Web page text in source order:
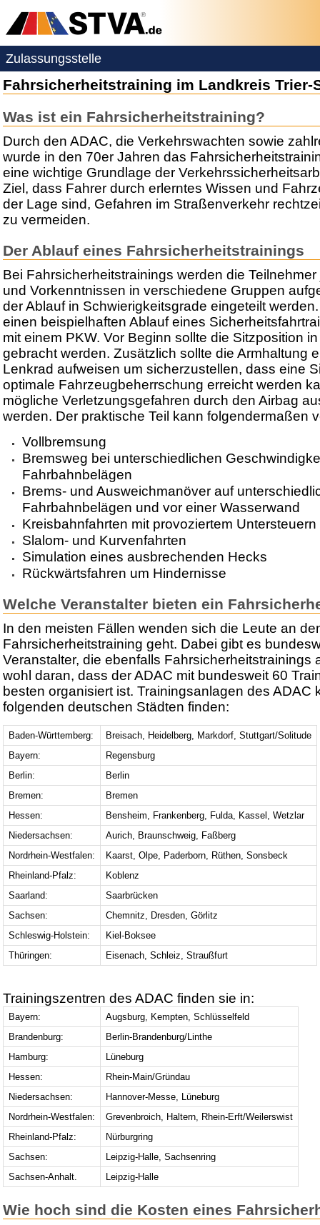
Zulassungsstelle
Fahrsicherheitstraining im Landkreis Trier-
Was ist ein Fahrsicherheitstraining?
Durch den ADAC, die Verkehrswachten sowie
wurde in den 70er Jahren das
eine wichtige Grundlage der
Ziel, dass Fahrer durch erlerntes Wissen und
der Lage sind, Gefahren im Straßenverkehr
zu vermeiden.
Der Ablauf eines Fahrsicherheitstrainings
Bei Fahrsicherheitstrainings werden die
und Vorkenntnissen in verschiedene Gruppen
der Ablauf in Schwierigkeitsgrade eingeteilt
einen beispielhaften Ablauf eines
mit einem PKW. Vor Beginn sollte die Sitzposition
gebracht werden. Zusätzlich sollte die Armhaltung
Lenkrad aufweisen um sicherzustellen, dass eine
optimale Fahrzeugbeherrschung erreicht werden
mögliche Verletzungsgefahren durch den Airbag
werden. Der praktische Teil kann folgendermaßen
Vollbremsung
Bremsweg bei unterschiedlichen
Fahrbahnbelägen
Brems- und Ausweichmanöver auf
Fahrbahnbelägen und vor einer Wasserwand
Kreisbahnfahrten mit provoziertem
Slalom- und Kurvenfahrten
Simulation eines ausbrechenden Hecks
Rückwärtsfahren um Hindernisse
Welche Veranstalter bieten ein
In den meisten Fällen wenden sich die Leute an
Fahrsicherheitstraining geht. Dabei gibt es
Veranstalter, die ebenfalls Fahrsicherheitstrainings
wohl daran, dass der ADAC mit bundesweit 60
besten organisiert ist. Trainingsanlagen des ADAC
folgenden deutschen Städten finden:
Baden-Württemberg:
Breisach, Heidelberg, Markdorf, Stuttgart/Solitude
Bayern:
Regensburg
Berlin:
Berlin
Bremen:
Bremen
Hessen:
Bensheim, Frankenberg, Fulda, Kassel, Wetzlar
Niedersachsen:
Aurich, Braunschweig, Faßberg
Nordrhein-Westfalen:
Kaarst, Olpe, Paderborn, Rüthen, Sonsbeck
Rheinland-Pfalz:
Koblenz
Saarland:
Saarbrücken
Sachsen:
Chemnitz, Dresden, Görlitz
Schleswig-Holstein:
Kiel-Boksee
Thüringen:
Eisenach, Schleiz, Straußfurt
Trainingszentren des ADAC finden sie in:
Bayern:
Augsburg, Kempten, Schlüsselfeld
Brandenburg:
Berlin-Brandenburg/Linthe
Hamburg:
Lüneburg
Hessen:
Rhein-Main/Gründau
Niedersachsen:
Hannover-Messe, Lüneburg
Nordrhein-Westfalen:
Grevenbroich, Haltern, Rhein-Erft/Weilerswist
Rheinland-Pfalz:
Nürburgring
Sachsen:
Leipzig-Halle, Sachsenring
Sachsen-Anhalt.
Leipzig-Halle
Wie hoch sind die Kosten eines